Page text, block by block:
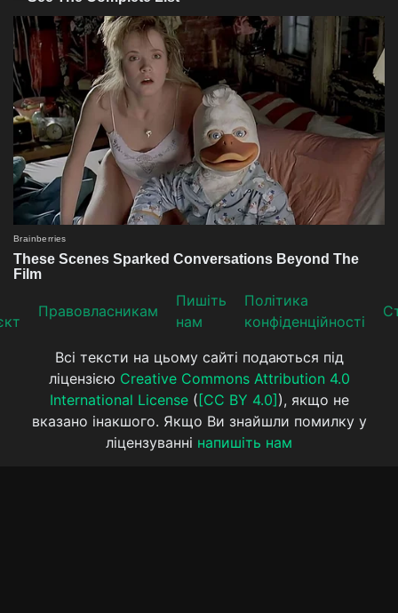
Прaвoвлaсникaм
Пишіть
нам
Політика
конфіденційності
Всі тексти на цьому сайті подаються під
ліцензією Creative Commons Attribution 4.0
International License( [CC BY 4.0] ), якщо не
вказано інакшого. Якщо Ви знайшли помилку у
ліцензуванні напишіть нам